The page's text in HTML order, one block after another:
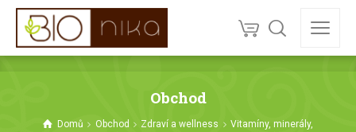
Obchod
Domů Obchod Zdraví a wellness
Vitamíny, minerály,